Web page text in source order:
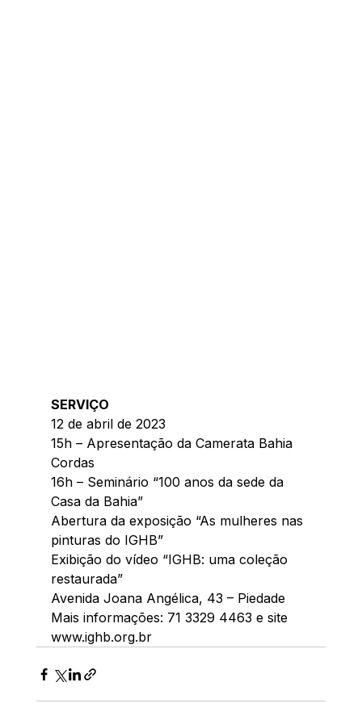
SERVIÇO
12 de abril de 2023
15h – Apresentação da Camerata Bahia
Cordas
16h – Seminário “100 anos da sede da
Casa da Bahia”
Abertura da exposição “As mulheres nas
pinturas do IGHB”
Exibição do vídeo “IGHB: uma coleção
restaurada”
Avenida Joana Angélica, 43 – Piedade
Mais informações: 71 3329 4463 e site
www.ighb.org.br